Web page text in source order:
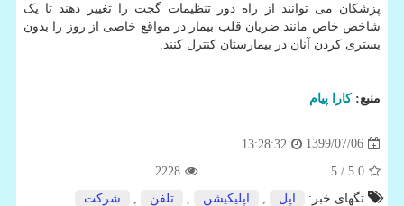
پزشکان می توانند از راه دور تنظیمات گجت را تغییر دهند تا یک
شاخص خاص مانند ضربان قلب بیمار در مواقع خاصی از روز را بدون
بستری کردن آنان در بیمارستان کنترل کنند.
منبع:كارا پیام
1399/07/06
13:28:32
5.0
/ 5
2228
تگهای خبر:
اپل اپلیكیشن تلفن شركت